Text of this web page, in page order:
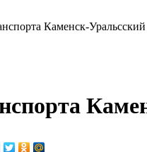
Каменск-Уральсский